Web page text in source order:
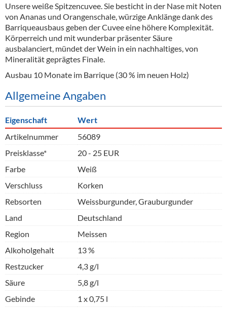
Unsere weiße Spitzencuvee. Sie besticht in der Nase mit Noten
von Ananas und Orangenschale, würzige Anklänge dank des
Barriqueausbaus geben der Cuvee eine höhere Komplexität.
Körperreich und mit wunderbar präsenter Säure
ausbalanciert, mündet der Wein in ein nachhaltiges, von
Mineralität geprägtes Finale.
Ausbau 10 Monate im Barrique (30 % im neuen Holz)
Allgemeine Angaben
Eigenschaft
Wert
Artikelnummer
56089
Preisklasse*
20 - 25 EUR
Farbe
Weiß
Verschluss
Korken
Rebsorten
Weissburgunder, Grauburgunder
Land
Deutschland
Region
Meissen
Alkoholgehalt
13 %
Restzucker
4,3 g/l
Säure
5,8 g/l
Gebinde
1 x 0,75 l